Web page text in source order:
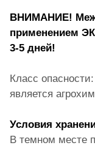
ВНИМАНИЕ!
применением
3-5 дней!
Класс
является
Условия
В темном месте